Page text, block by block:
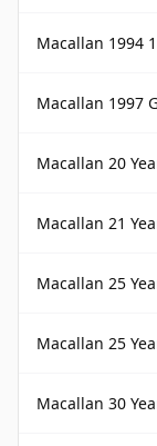
Macallan 1994
Macallan 1997
Macallan 20 Year
Macallan 21
Macallan 25
Macallan 25 Year
Macallan 30